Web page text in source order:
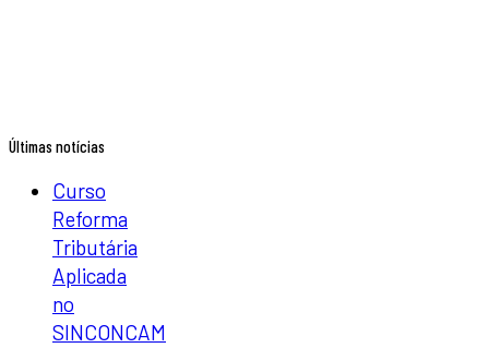
Últimas notícias
Curso
Reforma
Tributária
Aplicada
no
SINCONCAM